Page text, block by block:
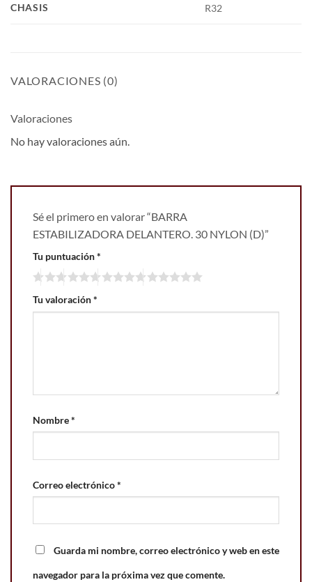
CHASIS R32
VALORACIONES (0)
Valoraciones
No hay valoraciones aún.
Sé el primero en valorar “BARRA
ESTABILIZADORA DELANTERO. 30 NYLON (D)”
Tu puntuación*
Tu valoración*
Nombre*
Correo electrónico*
Guarda mi nombre, correo electrónico y web en este
navegador para la próxima vez que comente.